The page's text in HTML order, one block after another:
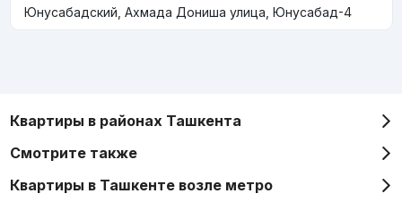
Юнусабадский, Ахмада Дониша улица, Юнусабад-4
Квартиры в районах Ташкента
Смотрите также
Квартиры в Ташкенте возле метро